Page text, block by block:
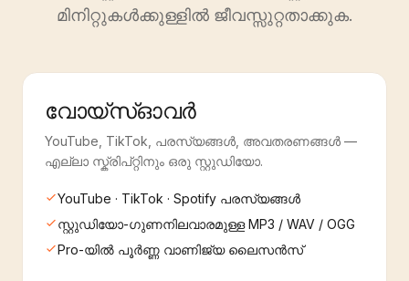
മിനിറ്റുകൾക്കുള്ളിൽ ജീവസ്സുറ്റതാക്കുക.
വോയ്‌സ്ഓവർ
YouTube, TikTok, പരസ്യങ്ങൾ, അവതരണങ്ങൾ —
എല്ലാ സ്ക്രിപ്റ്റിനും ഒരു സ്റ്റുഡിയോ.
YouTube · TikTok · Spotify പരസ്യങ്ങൾ
സ്റ്റുഡിയോ-ഗുണനിലവാരമുള്ള MP3 / WAV / OGG
Pro-യിൽ പൂർണ്ണ വാണിജ്യ ലൈസൻസ്